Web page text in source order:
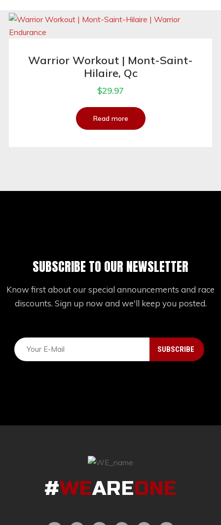
Warrior Workout | Mont-Saint-
Hilaire, Qc
$29.97
Read more
SUBSCRIBE TO OUR NEWSLETTER
Know first about our special announcements and race
discounts. Sign up now and we'll keep you posted.
#WEAREONE